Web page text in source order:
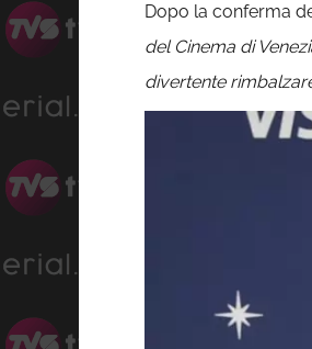
Dopo la conferma
del Cinema di
divertente